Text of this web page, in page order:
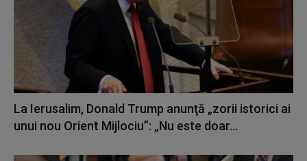
La Ierusalim, Donald Trump anunţă „zorii istorici ai
unui nou Orient Mijlociu”: „Nu este doar...